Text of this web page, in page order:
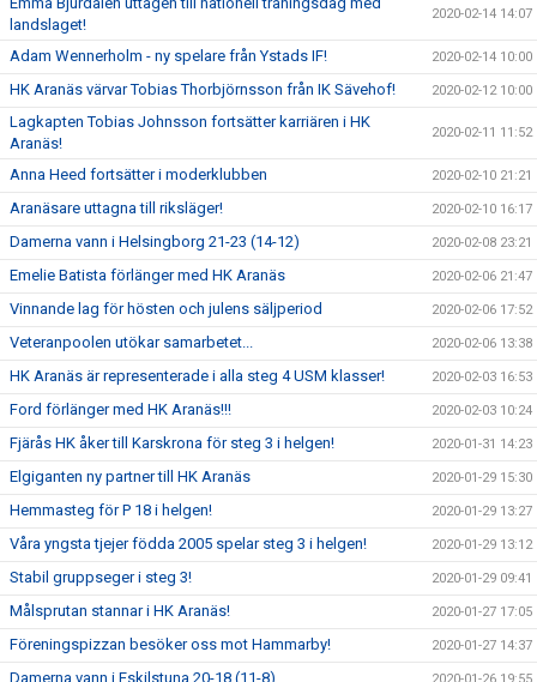
landslaget!
2020-02-14 14:07
Adam Wennerholm - ny spelare från Ystads IF! 2020-02-14 10:00
HK Aranäs värvar Tobias Thorbjörnsson från IK Sävehof! 2020-02-12 10:00
Lagkapten Tobias Johnsson fortsätter karriären i HK
Aranäs!
2020-02-11 11:52
Anna Heed fortsätter i moderklubben 2020-02-10 21:21
Aranäsare uttagna till riksläger! 2020-02-10 16:17
Damerna vann i Helsingborg 21-23 (14-12) 2020-02-08 23:21
Emelie Batista förlänger med HK Aranäs 2020-02-06 21:47
Vinnande lag för hösten och julens säljperiod 2020-02-06 17:52
Veteranpoolen utökar samarbetet... 2020-02-06 13:38
HK Aranäs är representerade i alla steg 4 USM klasser! 2020-02-03 16:53
Ford förlänger med HK Aranäs!!! 2020-02-03 10:24
Fjärås HK åker till Karskrona för steg 3 i helgen! 2020-01-31 14:23
Elgiganten ny partner till HK Aranäs 2020-01-29 15:30
Hemmasteg för P 18 i helgen! 2020-01-29 13:27
Våra yngsta tjejer födda 2005 spelar steg 3 i helgen! 2020-01-29 13:12
Stabil gruppseger i steg 3! 2020-01-29 09:41
Målsprutan stannar i HK Aranäs! 2020-01-27 17:05
Föreningspizzan besöker oss mot Hammarby! 2020-01-27 14:37
Damerna vann i Eskilstuna 20-18 (11-8)